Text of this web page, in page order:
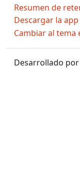
Resumen de
Descargar la
Cambiar al tema
Desarrollado por